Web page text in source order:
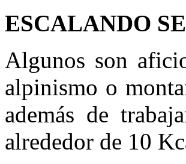
ESCALANDO
Algunos son
alpinismo o
además de
alrededor de 10